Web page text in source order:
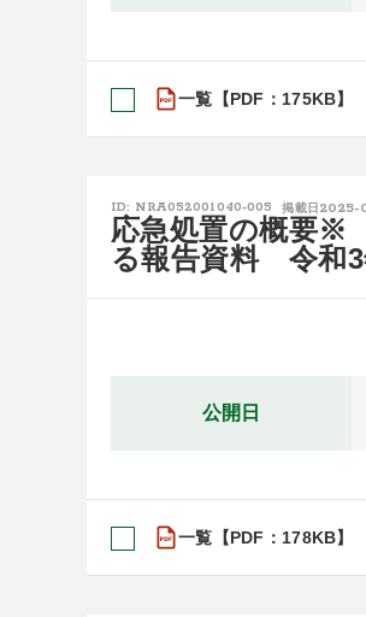
一覧【PDF：175KB】
ID: NRA052001040-005 掲載日 2025-
応急処置の概要※
る報告資料 令和
公開日
一覧【PDF：178KB】